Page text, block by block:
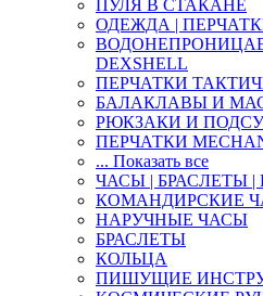
ПУЛЯ В СТАКАНЕ
ОДЕЖДА |
DEXSHELL
ПЕРЧАТКИ
БАЛАКЛАВЫ И
РЮКЗАКИ И
ПЕРЧАТКИ
... Показать все
ЧАСЫ | БРАСЛЕТЫ |
КОМАНДИРСКИЕ
НАРУЧНЫЕ ЧАСЫ
БРАСЛЕТЫ
КОЛЬЦА
ПИШУЩИЕ